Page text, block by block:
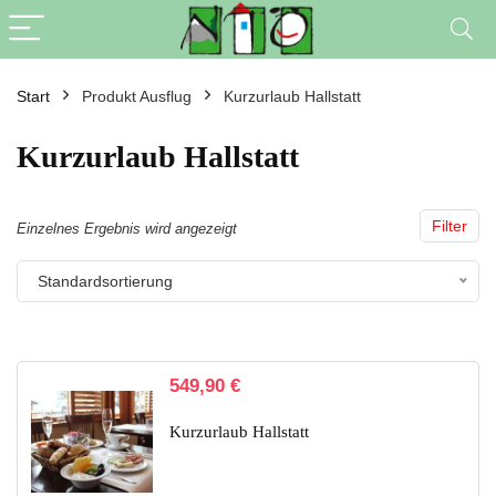
Start Produkt Ausflug Kurzurlaub Hallstatt
Kurzurlaub Hallstatt
Filter
Einzelnes Ergebnis wird angezeigt
Standardsortierung
549,90 €
Kurzurlaub Hallstatt